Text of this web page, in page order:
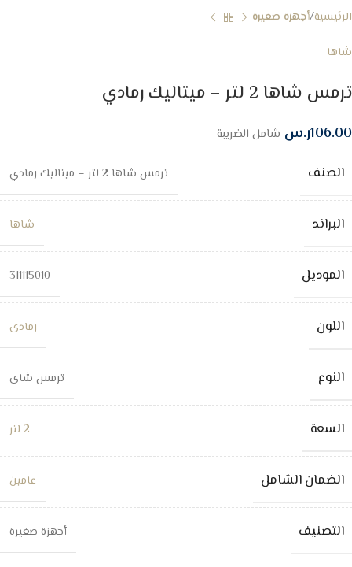
الرئيسية أجهزة صغيرة
شاها
ترمس شاها 2 لتر – ميتاليك رمادي
106.00ر.س شامل الضريبة
الصنف ترمس شاها 2 لتر – ميتاليك رمادي
البراند شاها
الموديل 311115010
اللون رمادى
النوع ترمس شاى
السعة 2 لتر
الضمان الشامل عامين
التصنيف أجهزة صغيرة